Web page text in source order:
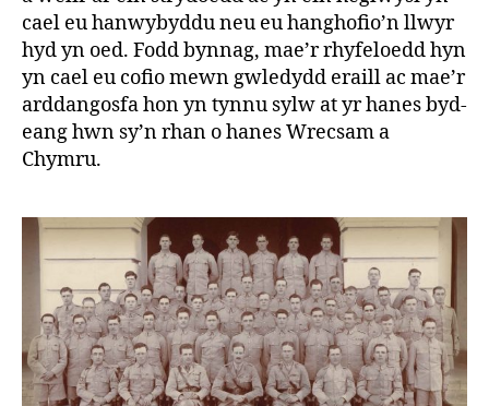
cael eu hanwybyddu neu eu hanghofio’n llwyr
hyd yn oed. Fodd bynnag, mae’r rhyfeloedd hyn
yn cael eu cofio mewn gwledydd eraill ac mae’r
arddangosfa hon yn tynnu sylw at yr hanes byd-
eang hwn sy’n rhan o hanes Wrecsam a
Chymru.